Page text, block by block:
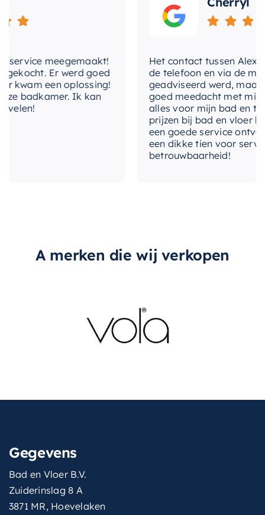
badkamer ongetwijfeld zal verbeteren. Met zijn
passen, ongeacht de grootte.
Maak uw badkamer compleet met deMondiaz
EASY Nis
. Het is een uitstekende keuze voor
degenen die houden van stijl, functionaliteit en
meegemaakt!
Er werd goed
een oplossing!
badkamer. Ik kan
Het contact tussen Alex en
de telefoon en via de mail,
geadviseerd werd, maar
goed meedacht met mij.
alles voor mijn bad en
prijzen bij bad en vloer
een goede service
een dikke tien voor
betrouwbaarheid!
A merken die wij verkopen
Gegevens
Bad en Vloer B.V.
Zuiderinslag 8 A
3871 MR, Hoevelaken